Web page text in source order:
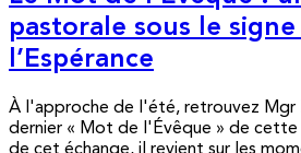
pastorale sous le
l’Espérance
À l'approche de l'été, retrouvez Mgr
dernier « Mot de l'Évêque » de cette
de cet échange, il revient sur les